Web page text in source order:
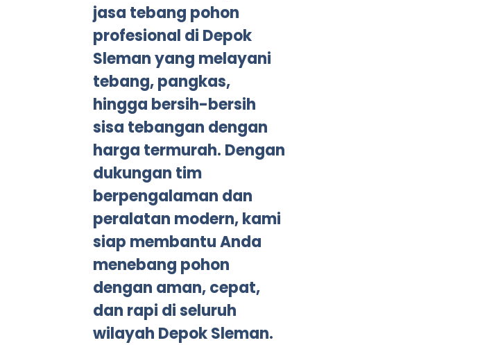
jasa tebang pohon
profesional di Depok
Sleman yang melayani
tebang, pangkas,
hingga bersih-bersih
sisa tebangan dengan
harga termurah. Dengan
dukungan tim
berpengalaman dan
peralatan modern, kami
siap membantu Anda
menebang pohon
dengan aman, cepat,
dan rapi di seluruh
wilayah Depok Sleman.